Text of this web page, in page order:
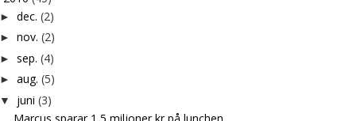
► dec. (2)
► nov. (2)
► sep. (4)
► aug. (5)
▼ juni (3)
Marcus sparar 1,5 miljoner kr på lunchen